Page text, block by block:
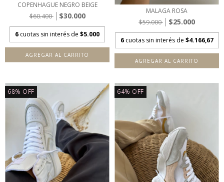
COPENHAGUE NEGRO BEIGE
$60.400
$30.000
6 cuotas sin interés de $5.000
AGREGAR AL CARRITO
MALAGA ROSA
$59.000
$25.000
6 cuotas sin interés de $4.166,67
AGREGAR AL CARRITO
68% OFF 64% OFF